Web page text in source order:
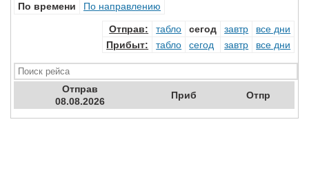
По времени
По направлению
Отправ: табло сегод завтр
все дни
Прибыт: табло сегод завтр все дни
Отправ
08.08.2026
Приб Отпр